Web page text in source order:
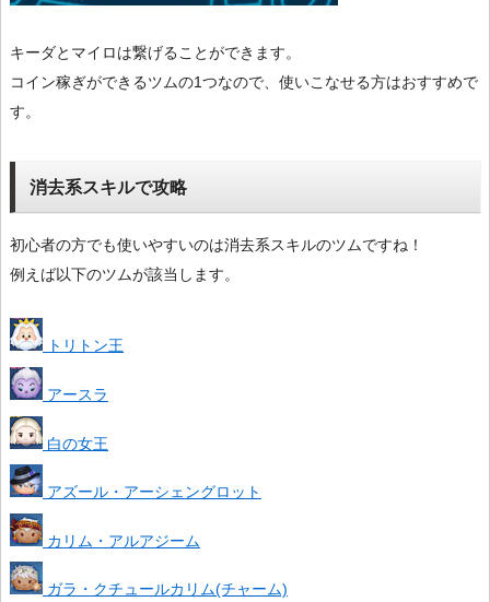
キーダとマイロは繋げることができます。
コイン稼ぎができるツムの1つなので、使いこなせる方はおすすめで
す。
消去系スキルで攻略
初心者の方でも使いやすいのは消去系スキルのツムですね！
例えば以下のツムが該当します。
トリトン王
アースラ
白の女王
アズール・アーシェングロット
カリム・アルアジーム
ガラ・クチュールカリム(チャーム)